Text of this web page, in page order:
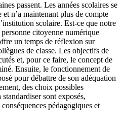
passent. Les années scolaires se
n’a maintenant plus de compte
scolaire. Est-ce que notre
citoyenne numérique
un temps de réflexion sur
de classe. Les objectifs de
et, pour ce faire, le concept de
Ensuite, le fonctionnement de
pour débattre de son adéquation
des choix possibles
sont exposés,
pédagogiques et